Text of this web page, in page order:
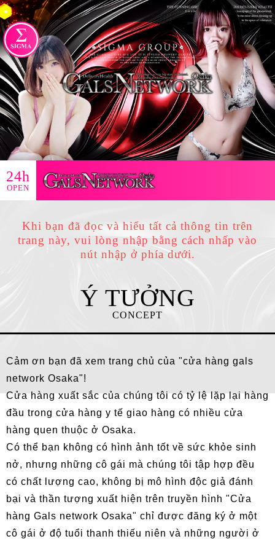
24h
OPEN
Khi bạn đã đọc và hiểu tất cả thông tin trên
trang này, vui lòng nhập bằng cách nhấp vào
nút nhập ở phía dưới.
Ý TƯỞNG
CONCEPT
Cảm ơn bạn đã xem trang chủ của "cửa hàng gals
network Osaka"!
Cửa hàng xuất sắc của chúng tôi có tỷ lệ lặp lại hàng
đầu trong cửa hàng y tế giao hàng có nhiều cửa
hàng quen thuộc ở Osaka.
Có thể bạn không có hình ảnh tốt về sức khỏe sinh
nở, nhưng những cô gái mà chúng tôi tập hợp đều
có chất lượng cao, không bị mô hình độc giả đánh
bại và thần tượng xuất hiện trên truyền hình "Cửa
hàng Gals network Osaka" chỉ được đăng ký ở một
cô gái ở độ tuổi thanh thiếu niên và những người ở